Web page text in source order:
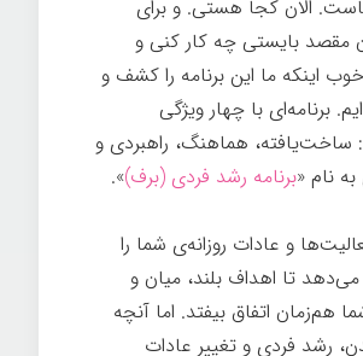
الان کجا هستی. و برای
مقصد بایستی چه کار کنی و
اینکه ما این برنامه را کشف و
برنامه‌ای با چهار ویژگی
ساخت‌یافته، هماهنگ، راهبردی و
نام «برنامه رشد فردی (برف)».
و عادات روزانه‌ی شما را
تا اهداف بلند، میان‌ و
هم‌زمان اتفاق بیفتد. اما آنچه
رشد فردی و تغییر عادات